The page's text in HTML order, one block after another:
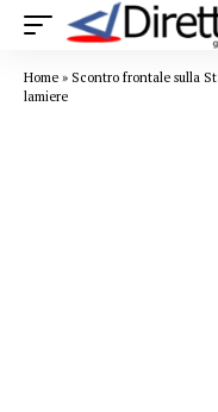
Home » Scontro frontale sulla
lamiere